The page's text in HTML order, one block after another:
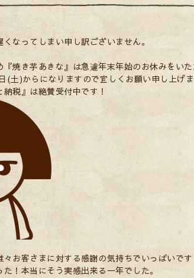
なってしまい申し訳ございません。
焼き芋あきな』は急遽年末年始のお休みをいた
(土)からになりますので宜しくお願い申し上げま
税』は絶賛受付中です！
お客さまに対する感謝の気持ちでいっぱいです
！本当にそう実感出来る一年でした。